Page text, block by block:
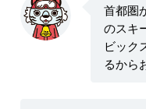
首都圏
のスキ
ビック
るから